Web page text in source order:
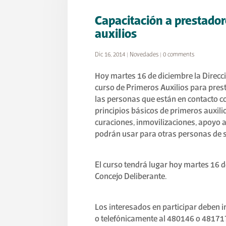
Capacitación a
auxilios
Dic 16, 2014 | Novedades |0 comments
Hoy martes 16 de diciembre la
curso de Primeros Auxilios para
las personas que están en contacto
principios básicos de primeros
curaciones, inmovilizaciones, apoyo
podrán usar para otras personas de
El curso tendrá lugar hoy martes 16
Concejo Deliberante.
Los interesados en participar deben
o telefónicamente al 480146 o